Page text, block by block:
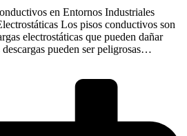
en Entornos Industriales
Los pisos conductivos son
electrostáticas que pueden dañar
pueden ser peligrosas…